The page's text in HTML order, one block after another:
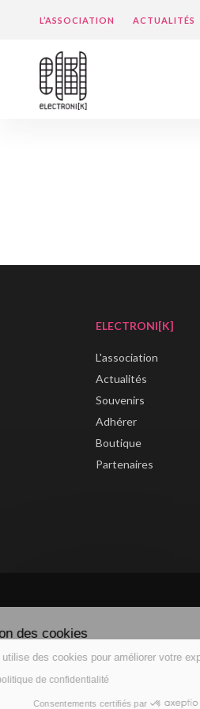
L’ASSOCIATION ACTUALITÉS
ELECTRONI[K]
L'association
Actualités
Souvenirs
Adhérer
Boutique
Partenaires
Gestion des cookies
Ce site utilise des cookies pour
Lire la politique de confidentialité
Consentements certifiés